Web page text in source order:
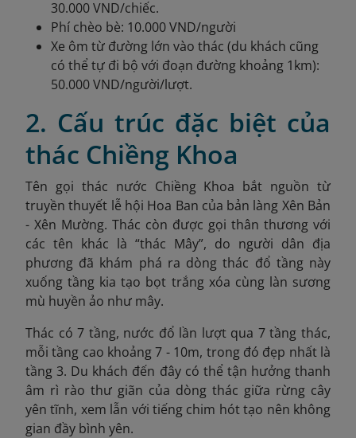
30.000 VND/chiếc.
Phí chèo bè: 10.000 VND/người
Xe ôm từ đường lớn vào thác (du khách cũng
có thể tự đi bộ với đoạn đường khoảng 1km):
50.000 VND/người/lượt.
2. Cấu trúc đặc biệt của
thác Chiềng Khoa
Tên gọi thác nước Chiềng Khoa bắt nguồn từ
truyền thuyết lễ hội Hoa Ban của bản làng Xên Bản
- Xên Mường. Thác còn được gọi thân thương với
các tên khác là “thác Mây”, do người dân địa
phương đã khám phá ra dòng thác đổ tầng này
xuống tầng kia tạo bọt trắng xóa cùng làn sương
mù huyền ảo như mây.
Thác có 7 tầng, nước đổ lần lượt qua 7 tầng thác,
mỗi tầng cao khoảng 7 - 10m, trong đó đẹp nhất là
tầng 3. Du khách đến đây có thể tận hưởng thanh
âm rì rào thư giãn của dòng thác giữa rừng cây
yên tĩnh, xem lẫn với tiếng chim hót tạo nên không
gian đầy bình yên.